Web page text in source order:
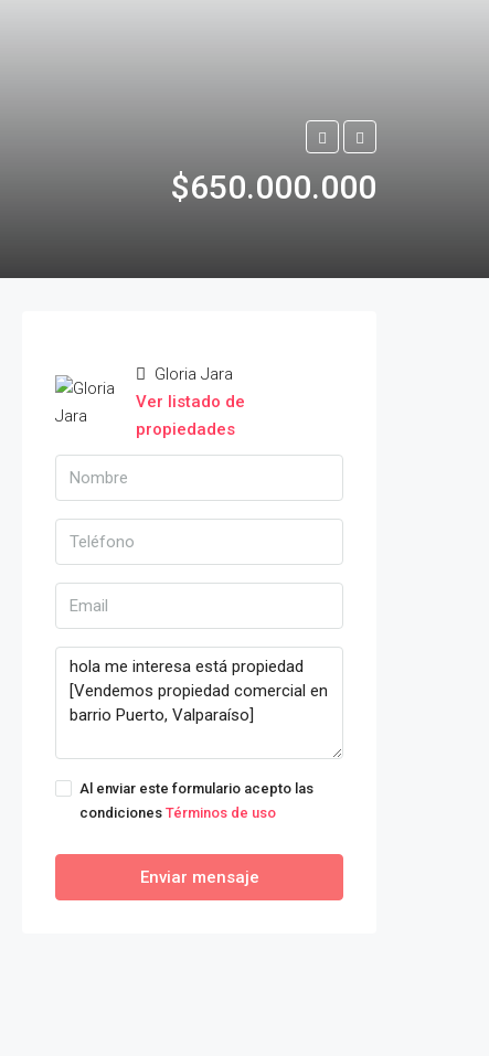
$650.000.000
Gloria Jara
Ver listado de
propiedades
Al enviar este formulario acepto las
condiciones Términos de uso
Enviar mensaje